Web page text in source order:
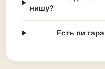
нишу?
Есть ли